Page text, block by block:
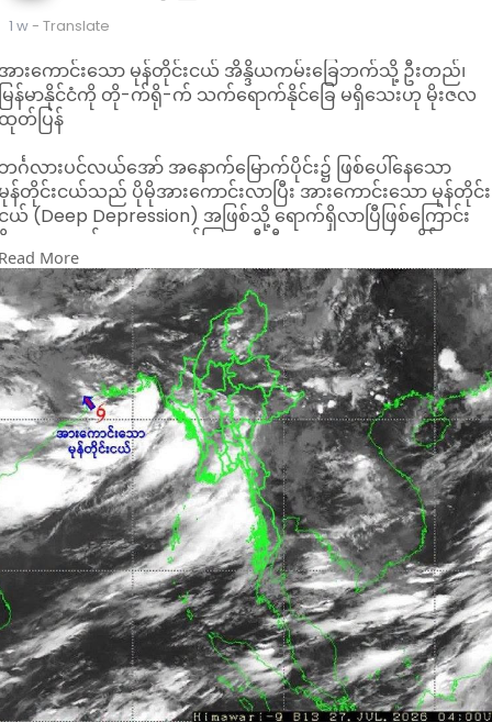
1 w- Translate
ားကောင်းသော မုန်တိုင်းငယ် အိန္ဒိယကမ်းခြေဘက်သို့ ဦးတည်၊
ြန်မာနိုင်ငံကို တို-က်ရို-က် သက်ရောက်နိုင်ခြေ မရှိသေးဟု မိုးဇလ
တ်ပြန်
င်္ဂလားပင်လယ်အော် အနောက်မြောက်ပိုင်း၌ ဖြစ်ပေါ်နေသော
န်တိုင်းငယ်သည် ပိုမိုအားကောင်းလာပြီး အားကောင်းသော မုန်တိုင်း
ယ် (Deep Depression) အဖြစ်သို့ ရောက်ရှိလာပြီဖြစ်ကြောင်း
းလေဝသနှင့် ဇလဗေဒညွှန်ကြားမှုဦးစီးဌာနက ယနေ့ (ဇူလိုင် ၂၇
က်)မွန်းတည့် ၁၂ နာရီတွင် သတင်းထုတ်ပြန်ထားသည်။
ဆိုပါ မုန်တိုင်းငယ်သည် မြန်မာနိုင်ငံ စစ်တွေမြို့၏ အနောက်-
နောက်မြောက်ဘက် ရေမိုင် ၂၇၅ မိုင်ခန့်အကွာတွင် ဗဟိုပြုနေပြီး
ြန်မာနိုင်ငံဘက်သို့ ဦးတည်ရွေ့လျားမည့် အခြေအနေ မရှိသေး
ဖြင့် အဝါရောင်အဆင့် သတ်မှတ်ထားသည်။
ောက် ၁၂ နာရီအတွင်း မြောက်-အနောက်မြောက်ဘက်သို့
က်လက်ရွေ့လျားကာ အိန္ဒိယနိုင်ငံ အနောက်ဘင်္ဂလားပြည်နယ်နှင့်
ရိဿပြည်နယ်မြောက်ပိုင်း ကမ်းခြေတို့ကို ဖြတ်ကျော်နိုင်ကြောင်း
န့်မှန်းထားသည်။
န်တိုင်း၏ အရှိန်ကြောင့် မြစ်ဝကျွန်းပေါ်၊ ရခိုင်ကမ်းရိုးတန်းနှင့်
မ်းလွန်ပင်လယ်ပြင်တို့တွင် မိုးသက်လေပြင်းများ ကျရောက်နိုင်ပြီး
င်းအမြင့် ၉ ပေမှ ၁၁ ပေအထိ မြင့်တက်နိုင်သည်၊၊
ပြင် မိုးသည်းထန်စွာရွာသွန်းခြင်း၊ ရုတ်တရက် ရေကြီးခြင်းနှင့် မြ
ြိုခြင်းများ ဖြစ်ပေါ်နိုင်သဖြင့် ကုန်းမြင့်ဒေသများနှင့် မြစ်၊ ချောင်း
နီး နေထိုင်သူများ၊ ပြည်တွင်းလေကြောင်းလိုင်းများနှင့် ငါးဖမ်း
ေယာဉ်များအနေဖြင့် ကြိုတင်သတိပြုကြရန် မိုးလေဝသနှင့်
လဗေဒညွှန်ကြားမှုဦးစီးဌာနက အသိပေးနှိုးဆော်ထားသည်။
More